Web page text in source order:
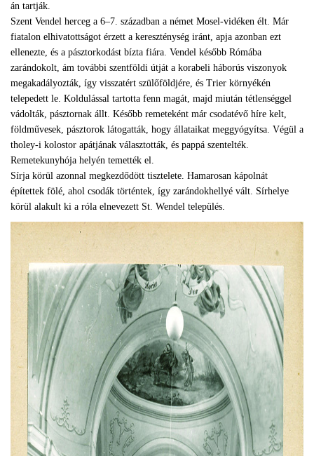
án tartják.
Szent Vendel herceg a 6–7. században a német Mosel-vidéken élt. Már
fiatalon elhivatottságot érzett a kereszténység iránt, apja azonban ezt
ellenezte, és a pásztorkodást bízta fiára. Vendel később Rómába
zarándokolt, ám további szentföldi útját a korabeli háborús viszonyok
megakadályozták, így visszatért szülőföldjére, és Trier környékén
telepedett le. Koldulással tartotta fenn magát, majd miután tétlenséggel
vádolták, pásztornak állt. Később remeteként már csodatévő híre kelt,
földművesek, pásztorok látogatták, hogy állataikat meggyógyítsa. Végül a
tholey-i kolostor apátjának választották, és pappá szentelték.
Remetekunyhója helyén temették el.
Sírja körül azonnal megkezdődött tisztelete. Hamarosan kápolnát
építettek fölé, ahol csodák történtek, így zarándokhellyé vált. Sírhelye
körül alakult ki a róla elnevezett St. Wendel település.